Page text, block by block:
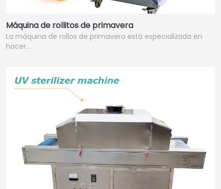
Máquina de rollitos de primavera
La máquina de rollos de primavera está especializada en
hacer…